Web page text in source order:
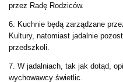
przez Radę Rodziców.
6. Kuchnie będą zarządzane
Kultury, natomiast jadalnie
przedszkoli.
7. W jadalniach, tak jak dotąd,
wychowawcy świetlic.